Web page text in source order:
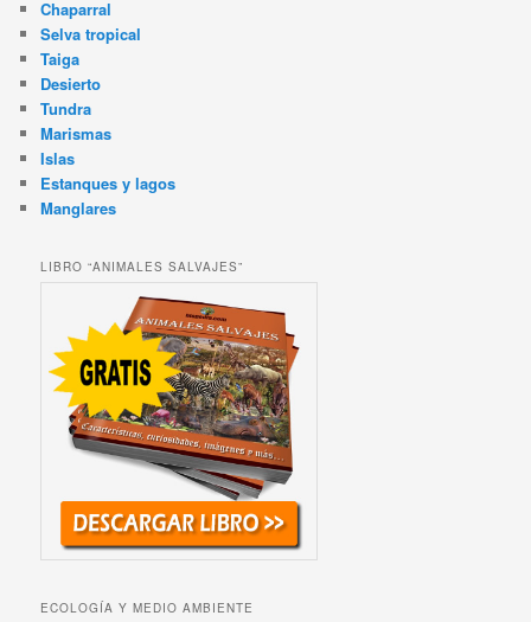
Chaparral
Selva tropical
Taiga
Desierto
Tundra
Marismas
Islas
Estanques y lagos
Manglares
LIBRO “ANIMALES SALVAJES”
ECOLOGÍA Y MEDIO AMBIENTE